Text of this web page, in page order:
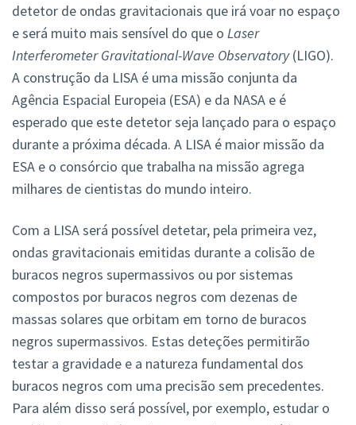
detetor de ondas gravitacionais que irá voar no espaço
e será muito mais sensível do que o Laser
Interferometer Gravitational-Wave Observatory(LIGO).
A construção da LISA é uma missão conjunta da
Agência Espacial Europeia (ESA) e da NASA e é
esperado que este detetor seja lançado para o espaço
durante a próxima década. A LISA é maior missão da
ESA e o consórcio que trabalha na missão agrega
milhares de cientistas do mundo inteiro.
Com a LISA será possível detetar, pela primeira vez,
ondas gravitacionais emitidas durante a colisão de
buracos negros supermassivos ou por sistemas
compostos por buracos negros com dezenas de
massas solares que orbitam em torno de buracos
negros supermassivos. Estas deteções permitirão
testar a gravidade e a natureza fundamental dos
buracos negros com uma precisão sem precedentes.
Para além disso será possível, por exemplo, estudar o